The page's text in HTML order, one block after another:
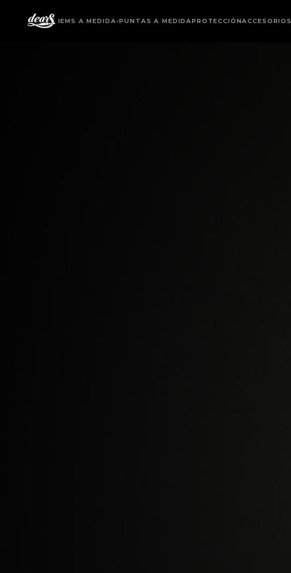
IEMS A MEDIDA ▾PUNTAS A MEDIDAPROTECCIÓNACCESORIOS